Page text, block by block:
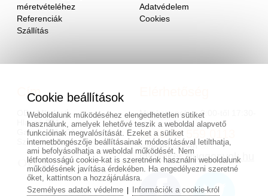
méretvételéhez
Referenciák
Szállítás
Adatvédelem
Cookies
Cím
OD - Mladosť
Hlavná 951
Galanta 924 01
Szlovákia
Munkanapokon 9:00-től 17:30-
ig.
0036/70 559 0113
vagy e-mailben
info@keszfuggonyok.hu
Cookie beállítások
Weboldalunk működéséhez elengedhetetlen sütiket
használunk, amelyek lehetővé teszik a weboldal alapvető
funkcióinak megvalósítását. Ezeket a sütiket
internetböngészője beállításainak módosításával letilthatja,
ami befolyásolhatja a weboldal működését. Nem
létfontosságú cookie-kat is szeretnénk használni weboldalunk
működésének javítása érdekében. Ha engedélyezni szeretné
őket, kattintson a hozzájárulásra.
Személyes adatok védelme| Információk a cookie-król